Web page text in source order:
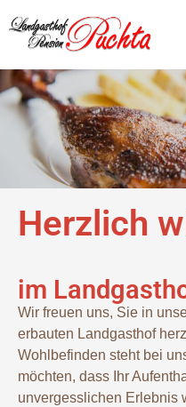
Herzlich
im
Wir freuen uns, Sie in
erbauten Landgasthof
Wohlbefinden steht bei
möchten, dass Ihr
unvergesslichen Erlebnis